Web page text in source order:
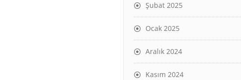
Şubat 2025
Ocak 2025
Aralık 2024
Kasım 2024